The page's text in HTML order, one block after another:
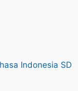
Indonesia SD